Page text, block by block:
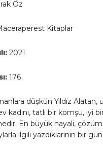
Öz
Kitaplar
2021
176
düşkün Yıldız
kadını, tatlı bir komşu, iyi
En büyük hayali,
ilgili yazdıklarının bir gün